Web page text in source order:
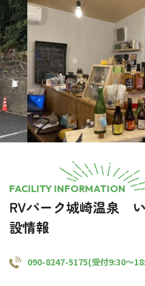
FACILITY INFORMATION
RVパーク城崎温泉
設情報
090-8247-5175(受付9:30～